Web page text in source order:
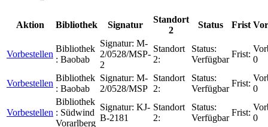
Aktion Bibliothek Signatur
Standort
2
Status Frist
Vorbestellen
Bibliothek
: Baobab
Signatur: M-
2/0528/MSP-
2
Standort
2:
Status:
Verfügbar
Frist:
0
Vorbestellen
Bibliothek
: Baobab
Signatur: M-
2/0528/MSP
Standort
2:
Status:
Verfügbar
Frist:
0
Vorbestellen
Bibliothek
: Südwind
Vorarlberg
Signatur: KJ-
B-2181
Standort
2:
Status:
Verfügbar
Frist:
0